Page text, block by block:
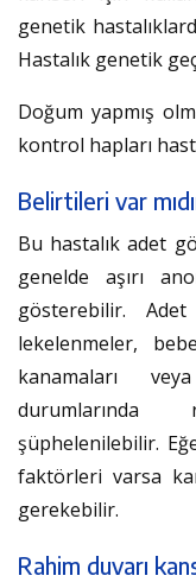
genetik
Hastalık genetik
Doğum yapmış
kontrol hapları
Belirtileri var
Bu hastalık adet
genelde aşırı
gösterebilir.
lekelenmeler,
kanamaları
durumlarında
şüphelenilebilir.
faktörleri varsa
gerekebilir.
Rahim duvarı